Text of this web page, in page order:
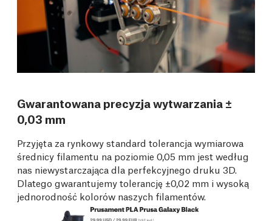
Gwarantowana precyzja wytwarzania ±
0,03 mm
Przyjęta za rynkowy standard tolerancja wymiarowa
średnicy filamentu na poziomie 0,05 mm jest według
nas niewystarczająca dla perfekcyjnego druku 3D.
Dlatego gwarantujemy tolerancję ±0,02 mm i wysoką
jednorodność kolorów naszych filamentów.